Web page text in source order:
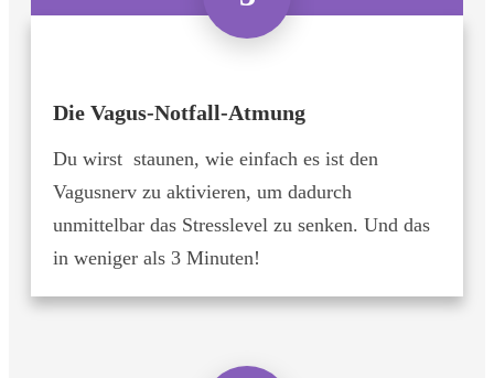
Die Vagus-Notfall-Atmung
Du wirst staunen, wie einfach es ist den
Vagusnerv zu aktivieren, um dadurch
unmittelbar das Stresslevel zu senken. Und das
in weniger als 3 Minuten!